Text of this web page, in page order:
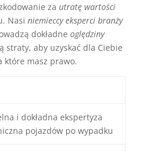
za utratę wartości
Nasi niemieccy eksperci branży
dokładne oględziny
straty, aby uzyskać dla Ciebie
które masz prawo.
i dokładna ekspertyza
pojazdów po wypadku